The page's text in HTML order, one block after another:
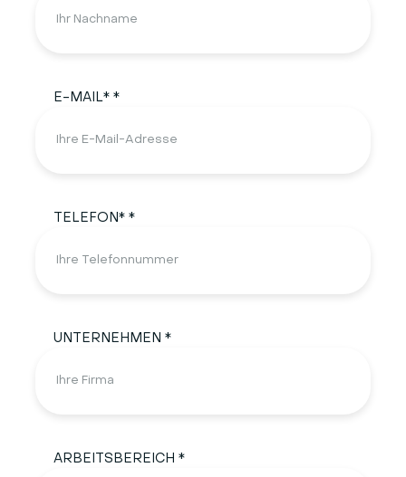
E-MAIL* *
TELEFON* *
UNTERNEHMEN *
ARBEITSBEREICH *